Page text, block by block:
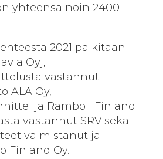
yhteensä noin 2400
2021 palkitaan
Oyj,
vastannut
ALA Oy,
Ramboll Finland
vastannut SRV sekä
valmistanut ja
Finland Oy.